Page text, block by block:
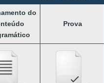
do
Prova